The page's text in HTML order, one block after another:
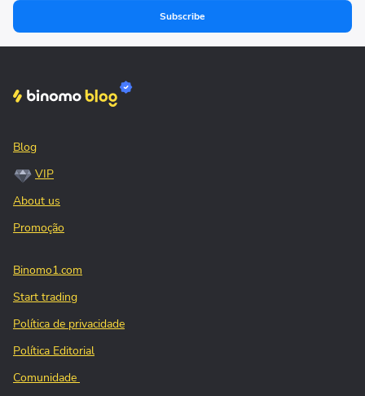
Subscribe
Blog
VIP
About us
Promoção
Binomo1.com
Start trading
Política de privacidade
Política Editorial
Comunidade